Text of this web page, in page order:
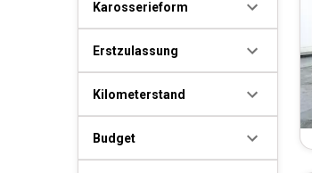
Karosserieform
Erstzulassung
Kilometerstand
Budget